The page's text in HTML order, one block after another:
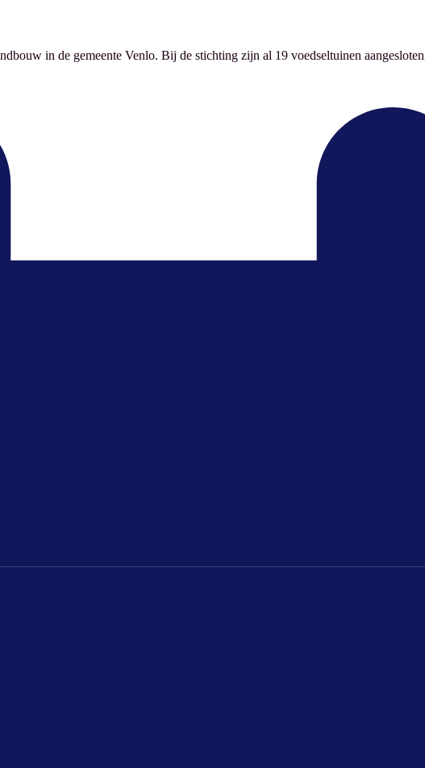
in de gemeente Venlo. Bij de stichting zijn al 19 voedseltuinen